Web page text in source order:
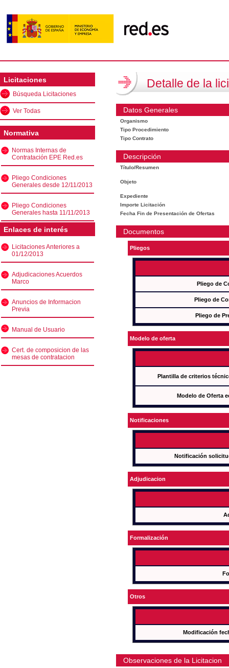
Licitaciones
Búsqueda Licitaciones
Ver Todas
Normativa
Normas Internas de
Contratación EPE Red.es
Pliego Condiciones
Generales desde 12/11/2013
Pliego Condiciones
Generales hasta 11/11/2013
Enlaces de interés
Licitaciones Anteriores a
01/12/2013
Adjudicaciones Acuerdos
Marco
Anuncios de Informacion
Previa
Manual de Usuario
Cert. de composicion de las
mesas de contratacion
Detalle de la
Datos Generales
Organismo
Tipo Procedimiento
Tipo Contrato
Descripción
Título/Resumen
Objeto
Expediente
Importe Licitación
Fecha Fin de Presentación de Ofertas
Documentos
Pliegos
Pliego de
Pliego de
Pliego de
Modelo de oferta
Plantilla de criterios
Modelo de Oferta
Notificaciones
Notificación
Adjudicacion
Formalización
Otros
Modificación
Observaciones de la Licitacion